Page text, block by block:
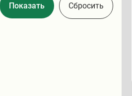
Cбросить